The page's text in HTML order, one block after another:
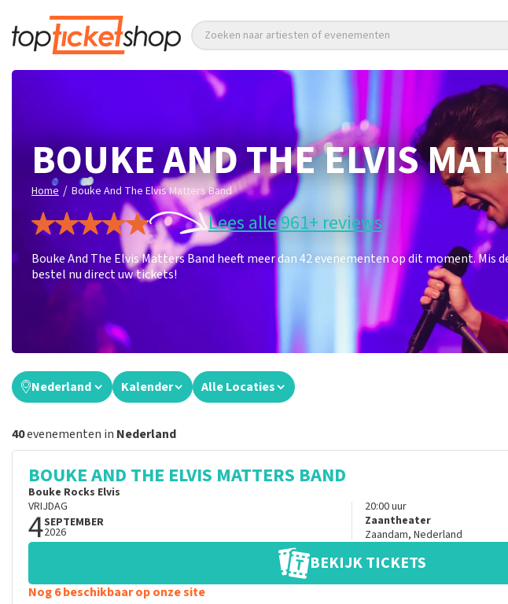
Zoeken naar artiesten of evenementen
BOUKE AND THE ELVIS
Home / Bouke And The Elvis Matters Band
Lees alle 961+ reviews
Bouke And The Elvis Matters Band heeft meer dan 42 evenementen op dit moment. Mis
bestel nu direct uw tickets!
Nederland Kalender Alle Locaties
40evenementen in Nederland
BOUKE AND THE ELVIS MATTERS BAND
Bouke Rocks Elvis
VRIJDAG
4SEPTEMBER
2026
20:00uur
Zaantheater
Zaandam, Nederland
BEKIJK TICKETS
Nog 6 beschikbaar op onze site